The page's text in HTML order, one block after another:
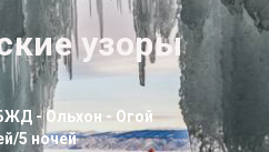
узоры
- Ольхон - Огой
5 ночей